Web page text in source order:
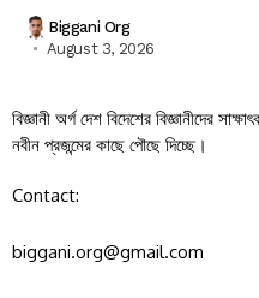
Biggani Org
August 3, 2026
বিজ্ঞানী অর্গ দেশ বিদেশের বিজ্ঞানীদের
নবীন প্রজন্মের কাছে পৌছে দিচ্ছে।
Contact:
biggani.org@gmail.com